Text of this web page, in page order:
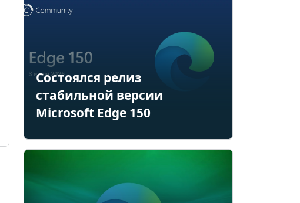
Состоялся релиз
стабильной версии
Microsoft Edge 150